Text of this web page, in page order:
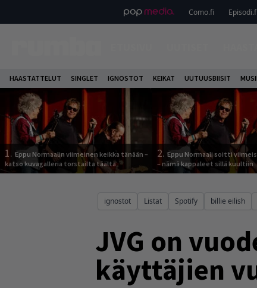
Como.fi Episodi.fi
HAASTATTELUT SINGLET IGNOSTOT KEIKAT UUTUUSBIISIT
1. Eppu Normaalin viimeinen keikka tänään –
katso kuvagalleria torstailta täältä
2. Eppu Normaali soitti
– nämä kappaleet sillä kuultiin
ignostot Listat Spotify billie eilish
JVG on
käyttäjien